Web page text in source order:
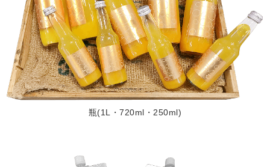
瓶(1L・720ml・250ml)